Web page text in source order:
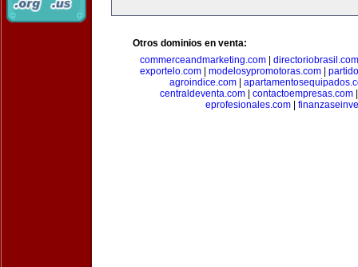
Otros dominios en venta:
commerceandmarketing.com| directoriobrasil.com
exportelo.com
modelosypromotoras.com
agroindice.com
centraldeventa.com
contactoempresas.com
eprofesionales.com